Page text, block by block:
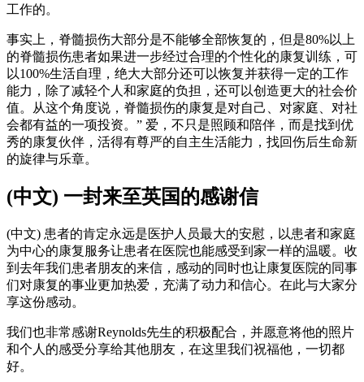
工作的。
事实上，脊髓损伤大部分是不能够全部恢复的，但是80%以上
的脊髓损伤患者如果进一步经过合理的个性化的康复训练，可
以100%生活自理，绝大大部分还可以恢复并获得一定的工作
能力，除了减轻个人和家庭的负担，还可以创造更大的社会价
值。从这个角度说，脊髓损伤的康复是对自己、对家庭、对社
会都有益的一项投资。” 爱，不只是照顾和陪伴，而是找到优
秀的康复伙伴，活得有尊严的自主生活能力，找回伤后生命新
的旋律与乐章。
(中文) 一封来至英国的感谢信
(中文) 患者的肯定永远是医护人员最大的安慰，以患者和家庭
为中心的康复服务让患者在医院也能感受到家一样的温暖。收
到去年我们患者朋友的来信，感动的同时也让康复医院的同事
们对康复的事业更加热爱，充满了动力和信心。在此与大家分
享这份感动。
我们也非常感谢Reynolds先生的积极配合，并愿意将他的照片
和个人的感受分享给其他朋友，在这里我们祝福他，一切都
好。